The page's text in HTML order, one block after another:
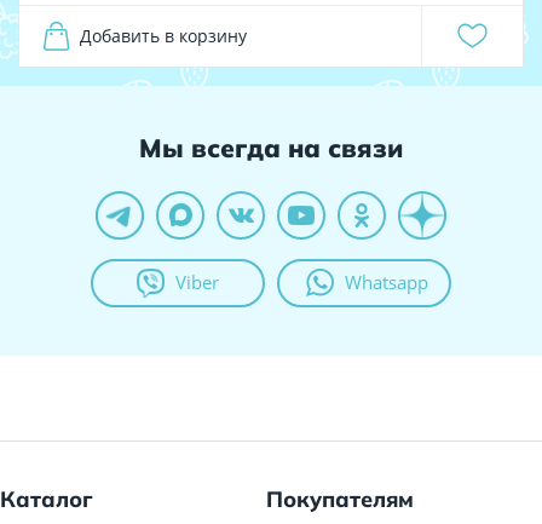
Добавить в корзину
Мы всегда на связи
Viber Whatsapp
Каталог Покупателям